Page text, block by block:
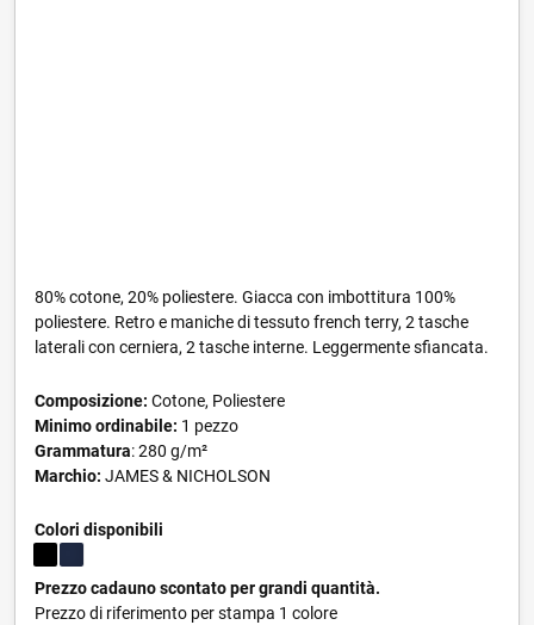
80% cotone, 20% poliestere. Giacca con imbottitura 100%
poliestere. Retro e maniche di tessuto french terry, 2 tasche
laterali con cerniera, 2 tasche interne. Leggermente sfiancata.
Composizione: Cotone, Poliestere
Minimo ordinabile: 1 pezzo
Grammatura: 280 g/m²
Marchio: JAMES & NICHOLSON
Colori disponibili
Prezzo cadauno scontato per grandi quantità.
Prezzo di riferimento per stampa 1 colore